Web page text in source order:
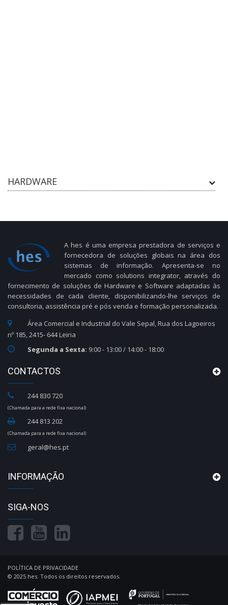
HARDWARE
A hes é uma empresa prestadora de serviços e
fornecedora de soluções globais na área dos
sistemas de informação. Apresenta-se no
mercado como solutions integrator, através do
fornecimento de soluções de Hardware e Software adaptadas às
necessidades de cada cliente, disponibilizando-lhe serviços de
consultoria, assistência pré e pós venda e formação personalizada.
Área Comercial e Industrial do Vale Sepal, Rua dos Lagoeiros
nº 185, 2415- 644 Leiria
Segunda a Sexta: 9:00 - 13:00 / 14:00 - 18:00
CONTACTOS
244 830 720
(Chamada para a rede fixa nacional)
244 813 202
(Chamada para a rede fixa nacional)
geral@hes.pt
INFORMAÇÃO
SIGA-NOS
POLÍTICA DE PRIVACIDADE
© 2025 hes. Todos os direitos reservados.